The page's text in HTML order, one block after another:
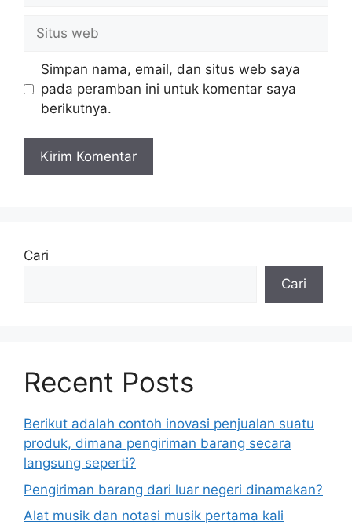
web
Simpan nama, email, dan situs web saya
pada peramban ini untuk komentar saya
berikutnya.
Cari
Cari
Recent Posts
Berikut adalah contoh inovasi penjualan suatu
produk, dimana pengiriman barang secara
langsung seperti?
Pengiriman barang dari luar negeri dinamakan?
Alat musik dan notasi musik pertama kali